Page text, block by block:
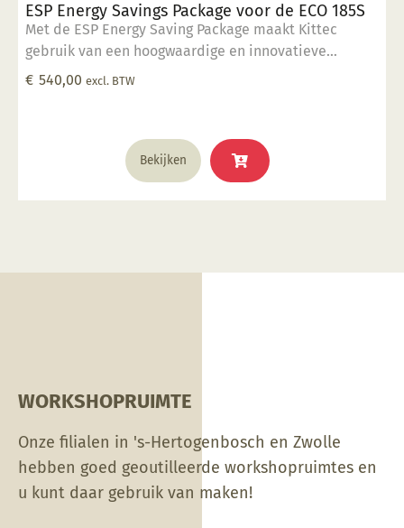
ESP Energy Savings Package voor de ECO 185S
Met de ESP Energy Saving Package maakt Kittec
gebruik van een hoogwaardige en innovatieve
meerlaagse premium isolatie in de zijkant en de
energieverbruik. Dankzij deze extra isolatie wordt de
warmte op een veel betere manier vastgehouden in
de oven. Aan de ene kant bespaart dit stroom, en aan
de andere kant slijten de verwarmingselementen
€ 540,00 excl. BTW
Bekijken
WORKSHOPRUIMTE
Onze filialen in 's-Hertogenbosch en Zwolle
hebben goed geoutilleerde workshopruimtes en
u kunt daar gebruik van maken!